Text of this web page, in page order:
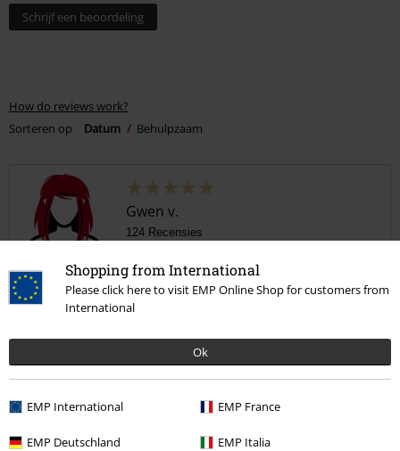
Shopping from International
Please click here to visit EMP Online Shop for customers from
International
Ok
EMP International EMP France
EMP Deutschland EMP Italia
Schrijf een beoordeling
How do reviews work?
Sorteren op
Datum Behulpzaam
Gwen v.
124 Recensies
Lengte in meter (bijv. 1,78): 1.72
Bestelde maat: L
Wilde graag eens een andere winterjas, ben heel blij met deze, mooi
lang sluit goed aan en de maat is precies goed.